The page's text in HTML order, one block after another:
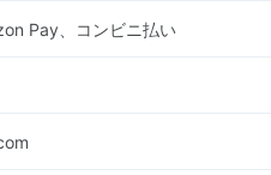
Pay、コンビニ払い